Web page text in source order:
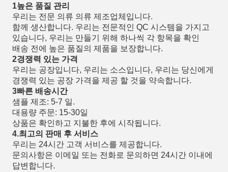
1높은 품질 관리
우리는 전문 의류 의류 제조업체입니다.
함께 생산합니다. 우리는 전문적인 QC 시스템을 가지고
있습니다, 우리는 만들기 위해 하나씩 각 항목을 확인
배송 전에 높은 품질의 제품을 보장합니다.
2경쟁력 있는 가격
우리는 공장입니다, 우리는 소스입니다, 우리는 당신에게
경쟁력 있는 공장 가격을 제공 할 것을 약속합니다.
3빠른 배송시간
샘플 제조: 5-7 일.
대용량 주문: 15-30일
상품은 확인하고 지불한 후에 시작됩니다.
4.최고의 판매 후 서비스
우리는 24시간 고객 서비스를 제공합니다.
문의사항은 이메일 또는 전화로 문의하면 24시간 이내에
답변합니다.